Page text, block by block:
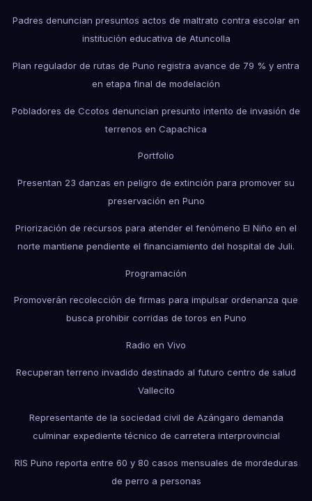
Padres denuncian presuntos actos de maltrato contra escolar en
institución educativa de Atuncolla
Plan regulador de rutas de Puno registra avance de 79 % y entra
en etapa final de modelación
Pobladores de Ccotos denuncian presunto intento de invasión de
terrenos en Capachica
Portfolio
Presentan 23 danzas en peligro de extinción para promover su
preservación en Puno
Priorización de recursos para atender el fenómeno El Niño en el
norte mantiene pendiente el financiamiento del hospital de Juli.
Programación
Promoverán recolección de firmas para impulsar ordenanza que
busca prohibir corridas de toros en Puno
Radio en Vivo
Recuperan terreno invadido destinado al futuro centro de salud
Vallecito
Representante de la sociedad civil de Azángaro demanda
culminar expediente técnico de carretera interprovincial
RIS Puno reporta entre 60 y 80 casos mensuales de mordeduras
de perro a personas